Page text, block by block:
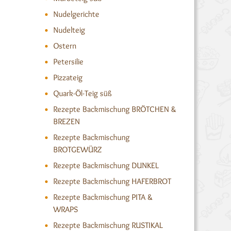
Nudelgerichte
Nudelteig
Ostern
Petersilie
Pizzateig
Quark-Öl-Teig süß
Rezepte Backmischung BRÖTCHEN &
BREZEN
Rezepte Backmischung
BROTGEWÜRZ
Rezepte Backmischung DUNKEL
Rezepte Backmischung HAFERBROT
Rezepte Backmischung PITA &
WRAPS
Rezepte Backmischung RUSTIKAL